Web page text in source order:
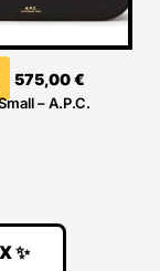
575,00€
– A.P.C.
✨